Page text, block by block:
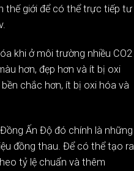
thế giới để có thể trực tiếp tư
khi ở môi trường nhiều CO2
hơn, đẹp hơn và ít bị oxi
chắc hơn, ít bị oxi hóa và
Ấn Độ đó chính là những
đồng thau. Để có thể tạo ra
tỷ lệ chuẩn và thêm